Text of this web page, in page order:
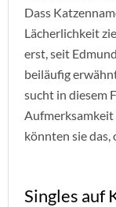
Dass
Lächerlichkeit
erst, seit
beiläufig
sucht in diesem
könnten sie
Singles auf